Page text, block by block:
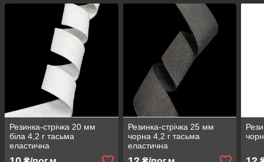
Резинка-стрічка 20 мм
біла 4,2 г тасьма
еластична
Резинка-стрічка 25 мм
чорна 4,2 г тасьма
еластична